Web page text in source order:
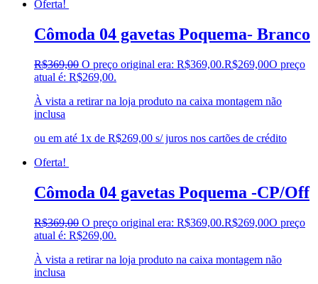
Oferta!
Cômoda 04 gavetas Poquema- Branco
R$369,00 O preço original era: R$369,00.R$269,00O preço
atual é: R$269,00.
À vista a retirar na loja produto na caixa montagem não
inclusa
ou em até 1x de R$269,00 s/ juros nos cartões de crédito
Oferta!
Cômoda 04 gavetas Poquema -CP/Off
R$369,00 O preço original era: R$369,00.R$269,00O preço
atual é: R$269,00.
À vista a retirar na loja produto na caixa montagem não
inclusa